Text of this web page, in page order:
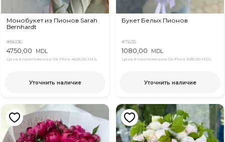
Монобукет из Пионов Sarah
Bernhardt
#8606
4750,00 MDL
Цена в приложении Ok Flora 4625,00 MDL
Уточнить наличие
Букет Белых Пионов
#7635
1080,00 MDL
Цена в приложении Ok Flora 1035,00 MDL
Уточнить наличие